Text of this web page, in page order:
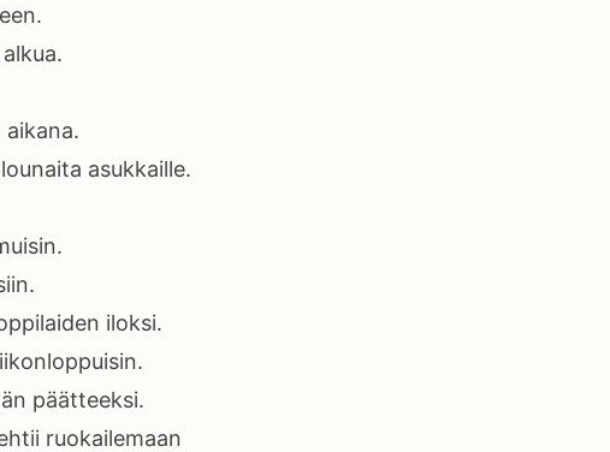
asukkaille.
iloksi.
päätteeksi.
ruokailemaan